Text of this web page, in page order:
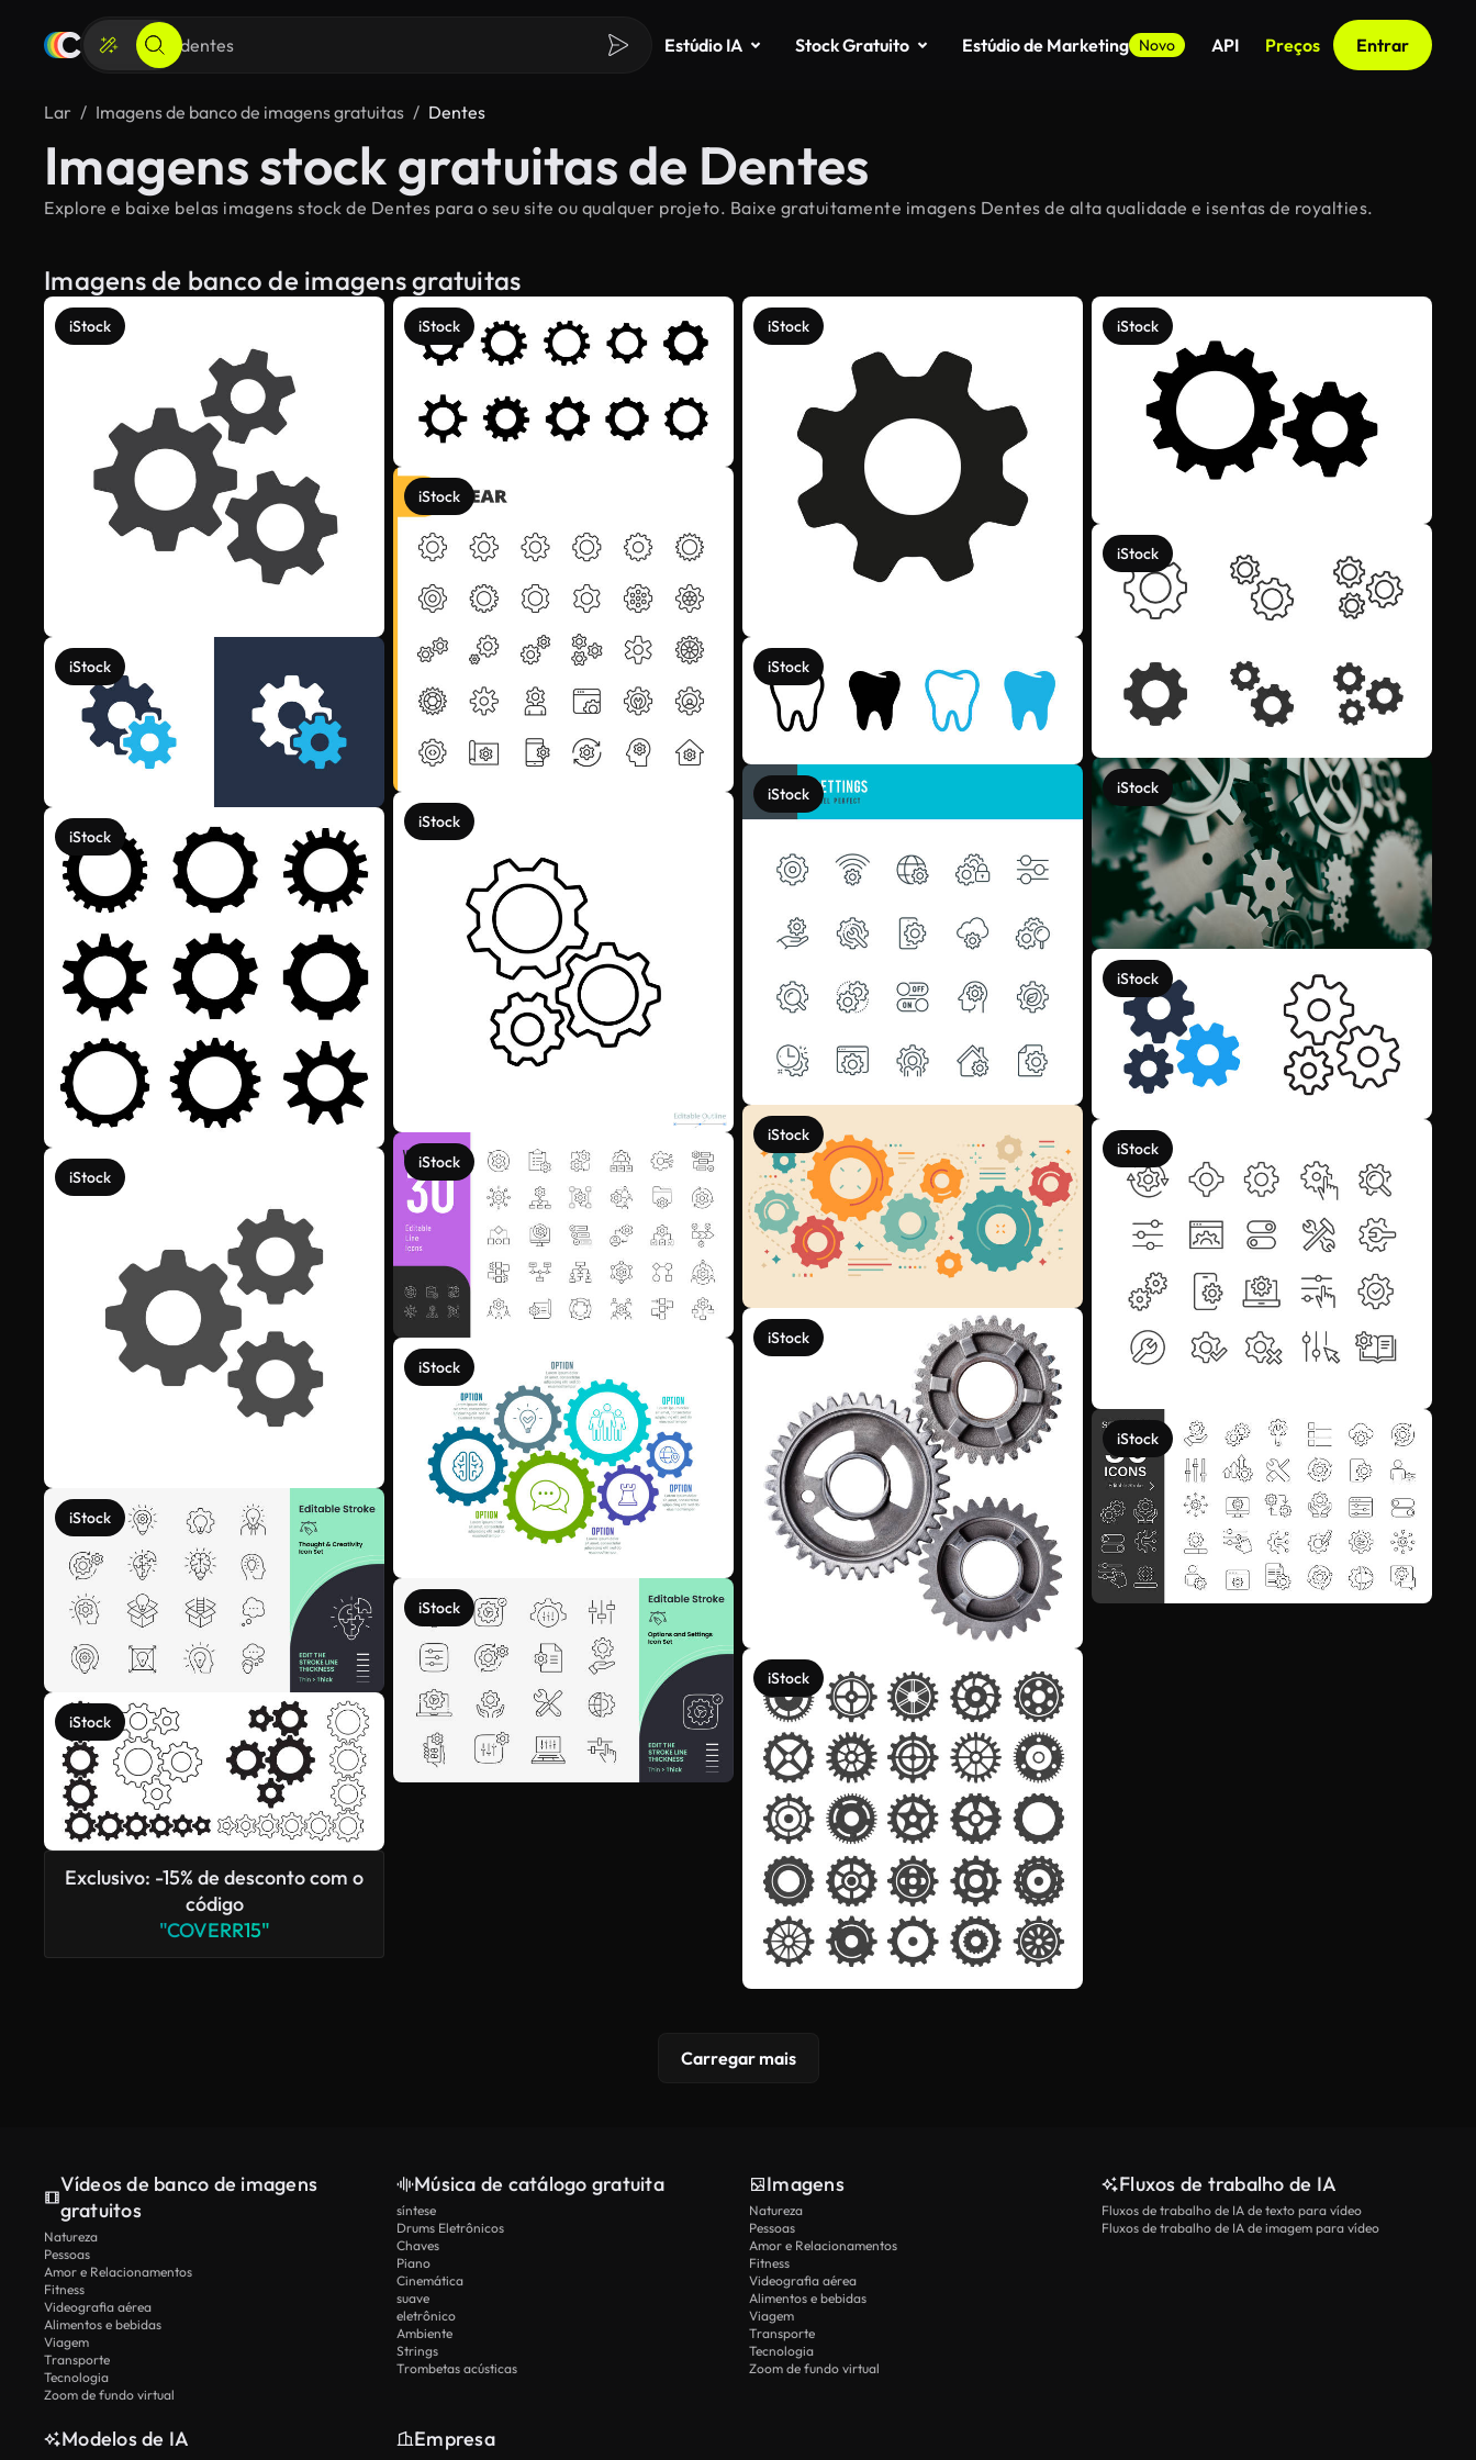
Estúdio IA Stock Gratuito Estúdio de Marketing Novo API Preços Entrar
Lar Imagens de banco de imagens gratuitas Dentes
Imagens stock gratuitas de Dentes
Explore e baixe belas imagens stock de Dentes para o seu site ou qualquer projeto. Baixe gratuitamente imagens Dentes de alta qualidade e isentas de royalties.
Imagens de banco de imagens gratuitas
iStock
iStock
iStock
iStock
iStock
iStock
Exclusivo: -15% de desconto com o
código
"COVERR15"
iStock
iStock
iStock
iStock
iStock
iStock
iStock
iStock
iStock
iStock
iStock
iStock
iStock
iStock
iStock
iStock
iStock
iStock
Carregar mais
Vídeos de banco de imagens
gratuitos
Natureza
Pessoas
Amor e Relacionamentos
Fitness
Videografia aérea
Alimentos e bebidas
Viagem
Transporte
Tecnologia
Zoom de fundo virtual
Música de catálogo gratuita
síntese
Drums Eletrônicos
Chaves
Piano
Cinemática
suave
eletrônico
Ambiente
Strings
Trombetas acústicas
Imagens
Natureza
Pessoas
Amor e Relacionamentos
Fitness
Videografia aérea
Alimentos e bebidas
Viagem
Transporte
Tecnologia
Zoom de fundo virtual
Fluxos de trabalho de IA
Fluxos de trabalho de IA de texto para vídeo
Fluxos de trabalho de IA de imagem para vídeo
Modelos de IA Empresa